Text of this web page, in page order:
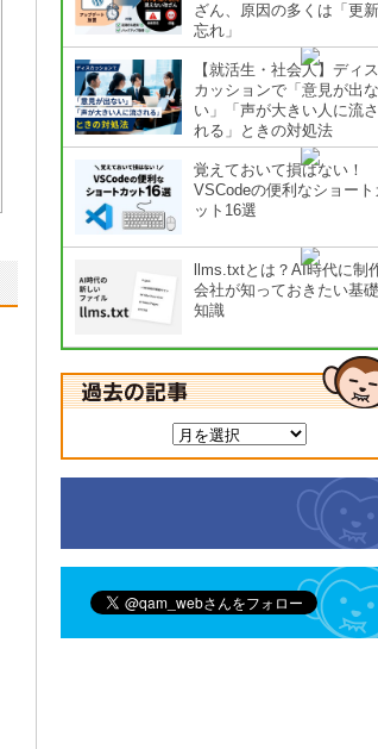
ざん、原因の多くは「更新
忘れ」
【就活生・社会人】ディス
カッションで「意見が出な
い」「声が大きい人に流さ
れる」ときの対処法
覚えておいて損はない！
VSCodeの便利なショート
ット16選
llms.txtとは？AI時代に制
会社が知っておきたい基礎
知識